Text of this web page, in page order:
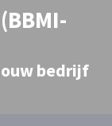
bedrijf